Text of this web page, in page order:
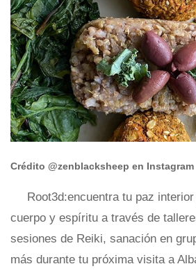
Crédito @zenblacksheep en Instagram
Root3d:encuentra tu paz
cuerpo y espíritu a través de
sesiones de Reiki, sanación en
más durante tu próxima visita a